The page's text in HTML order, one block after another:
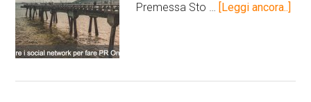
Premessa Sto … [Leggi ancora..]